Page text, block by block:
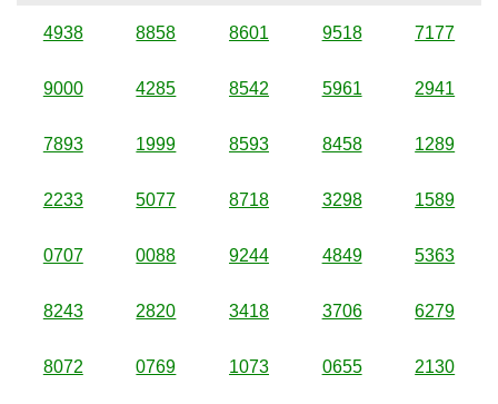
4938 8858 8601 9518 7177
9000 4285 8542 5961 2941
7893 1999 8593 8458 1289
2233 5077 8718 3298 1589
0707 0088 9244 4849 5363
8243 2820 3418 3706 6279
8072 0769 1073 0655 2130